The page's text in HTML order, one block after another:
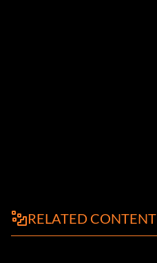
RELATED CONTENT